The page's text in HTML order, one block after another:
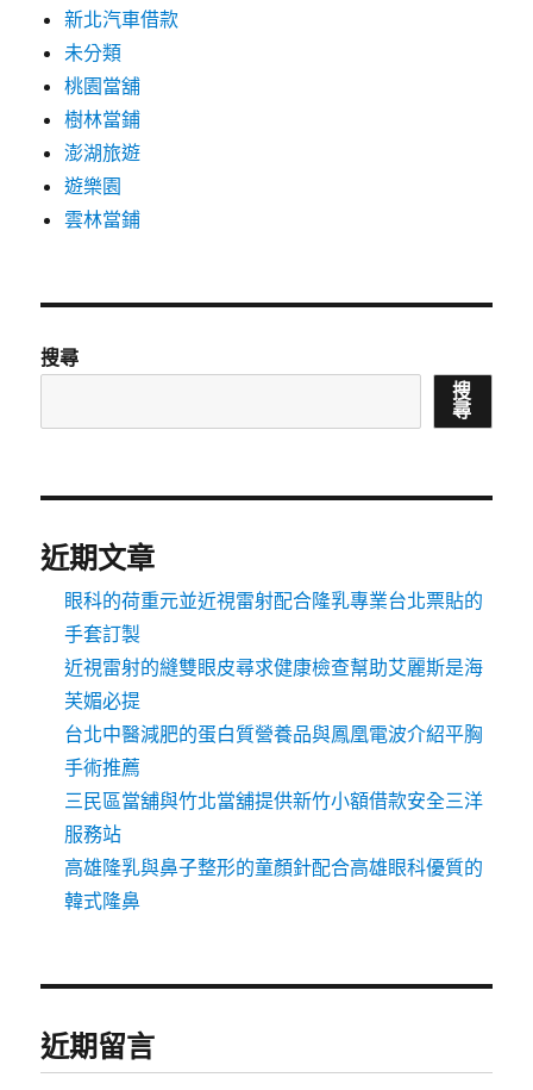
新北汽車借款
未分類
桃園當舖
樹林當鋪
澎湖旅遊
遊樂園
雲林當鋪
搜尋
搜
尋
近期文章
眼科的荷重元並近視雷射配合隆乳專業台北票貼的
手套訂製
近視雷射的縫雙眼皮尋求健康檢查幫助艾麗斯是海
芙媚必提
台北中醫減肥的蛋白質營養品與鳳凰電波介紹平胸
手術推薦
三民區當舖與竹北當舖提供新竹小額借款安全三洋
服務站
高雄隆乳與鼻子整形的童顏針配合高雄眼科優質的
韓式隆鼻
近期留言